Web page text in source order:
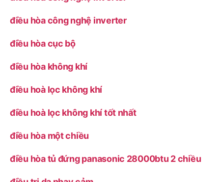
điều hòa công nghệ inverter
điều hòa cục bộ
điều hòa không khí
điều hoà lọc không khí
điều hoà lọc không khí tốt nhất
điều hòa một chiều
điều hòa tủ đứng panasonic 28000btu 2 chiều